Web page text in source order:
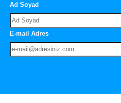
Ad Soyad
E-mail Adres